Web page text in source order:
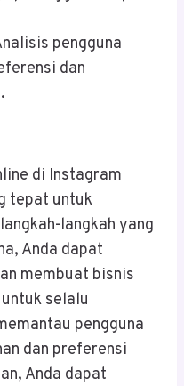
pengguna
dan
di Instagram
tepat untuk
langkah yang
Anda dapat
membuat bisnis
selalu
pengguna
dan preferensi
Anda dapat